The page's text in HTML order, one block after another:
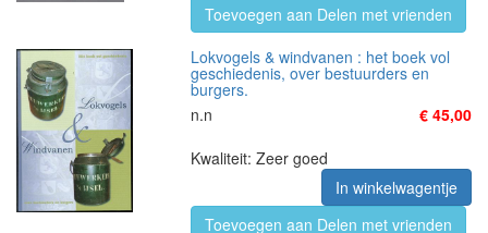
Toevoegen aan Delen met vrienden
Lokvogels & windvanen : het boek vol
geschiedenis, over bestuurders en
burgers.
n.n
€ 45,00
Kwaliteit: Zeer goed
In winkelwagentje
Toevoegen aan Delen met vrienden